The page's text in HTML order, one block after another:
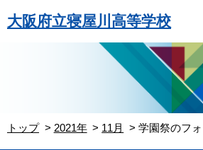
大阪府立寝屋川高等学校
トップ 2021年 11月 学園祭のフ